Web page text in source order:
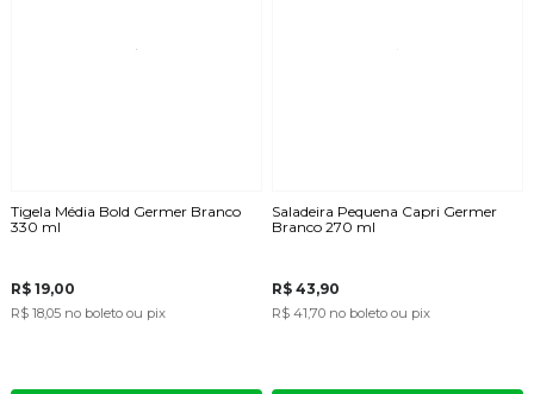
Tigela Média Bold Germer Branco
330 ml
R$ 19,00
R$ 18,05 no boleto ou pix
Saladeira Pequena Capri Germer
Branco 270 ml
R$ 43,90
R$ 41,70 no boleto ou pix